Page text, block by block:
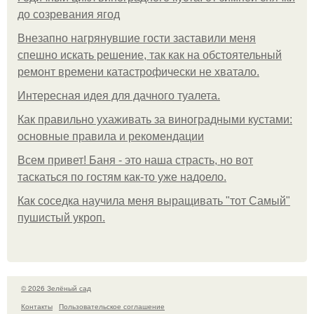
до созревания ягод
Внезапно нагрянувшие гости заставили меня
спешно искать решение, так как на обстоятельный
ремонт времени катастрофически не хватало.
Интересная идея для дачного туалета.
Как правильно ухаживать за виноградными кустами:
основные правила и рекомендации
Всем привет! Баня - это наша страсть, но вот
таскаться по гостям как-то уже надоело.
Как соседка научила меня выращивать "тот Самый"
пушистый укроп.
© 2026 Зелёный сад
Контакты
Пользовательское соглашение